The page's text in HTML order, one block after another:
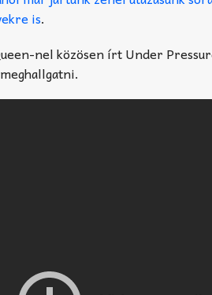
is.
nel közösen írt Under